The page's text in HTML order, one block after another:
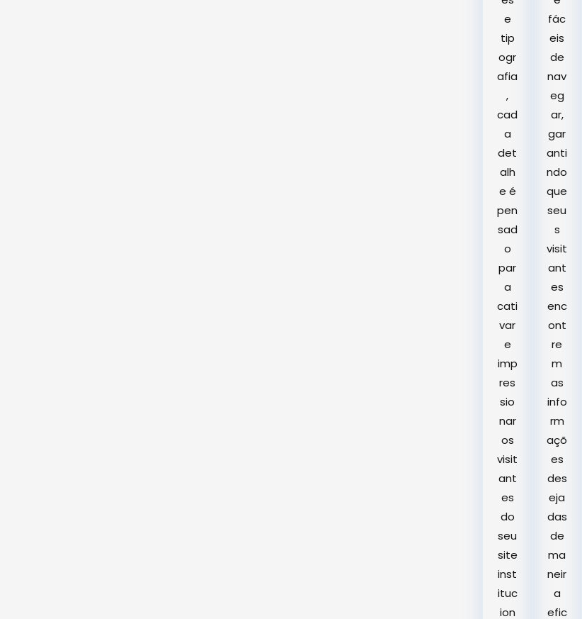
e
tip
ogr
afia
,
cad
a
det
alh
e é
pen
sad
o
par
a
cati
var
e
imp
res
sio
nar
os
visit
ant
es
do
seu
site
inst
ituc
ion
fác
eis
de
nav
eg
ar,
gar
anti
ndo
que
seu
s
visit
ant
es
enc
ont
re
m
as
info
rm
açõ
es
des
eja
das
de
ma
neir
a
efic